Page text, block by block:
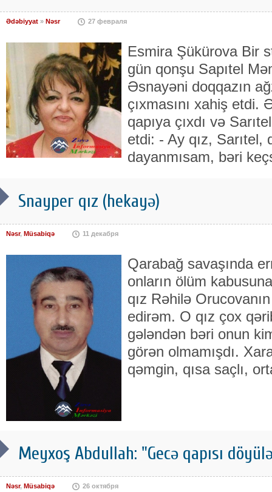
Ədəbiyyat » Nəsr 27 февраля
Esmira Şükürova Bir
gün qonşu Sapıtel
Əsnayəni doqqazın
çıxmasını xahiş
qapıya çıxdı və
etdi: - Ay qız, Sarıtel,
dayanmısam, bəri
Snayper qız (hekayə)
Nəsr, Müsabiqə 11 декабря
Qarabağ savaşında
onların ölüm
qız Rəhilə
edirəm. O qız çox
gələndən bəri onun
görən olmamışdı.
qəmgin, qısa saçlı,
Meyxoş Abdullah: "Gecə qapısı
Nəsr, Müsabiqə 26 октября